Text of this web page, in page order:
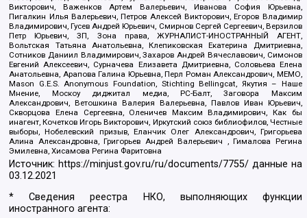
Викторович, Важенков Артем Валерьевич, Иванова София Юрьевна,
Пигалкин Илья Валерьевич, Петров Алексей Викторович, Егоров Владимир
Владимирович, Гусев Андрей Юрьевич, Смирнов Сергей Сергеевич, Верзилов
Петр Юрьевич, ЗП, Зона права, ЖУРНАЛИСТ-ИНОСТРАННЫЙ АГЕНТ,
Вольтская Татьяна Анатольевна, Клепиковская Екатерина Дмитриевна,
Сотников Даниил Владимирович, Захаров Андрей Вячеславович, Симонов
Евгений Алексеевич, Сурначева Елизавета Дмитриевна, Соловьева Елена
Анатольевна, Арапова Галина Юрьевна, Перл Роман Александрович, МЕМО,
Mason G.E.S. Anonymous Foundation, Stichting Bellingcat, Якутия – Наше
Мнение, Москоу диджитал медиа, РС-Балт, Заговора Максим
Александрович, Ветошкина Валерия Валерьевна, Павлов Иван Юрьевич,
Скворцова Елена Сергеевна, Оленичев Максим Владимирович, Как бы
инагент, Кочетков Игорь Викторович, Иркутский союз библиофилов, Честные
выборы, Нобелевский призыв, Еланчик Олег Александрович, Григорьева
Алина Александровна, Григорьев Андрей Валерьевич , Гималова Регина
Эмилевна, Хисамова Регина Фаритовна
Источник: https://minjust.gov.ru/ru/documents/7755/ данные на
03.12.2021
* Сведения реестра НКО, выполняющих функции
иностранного агента: